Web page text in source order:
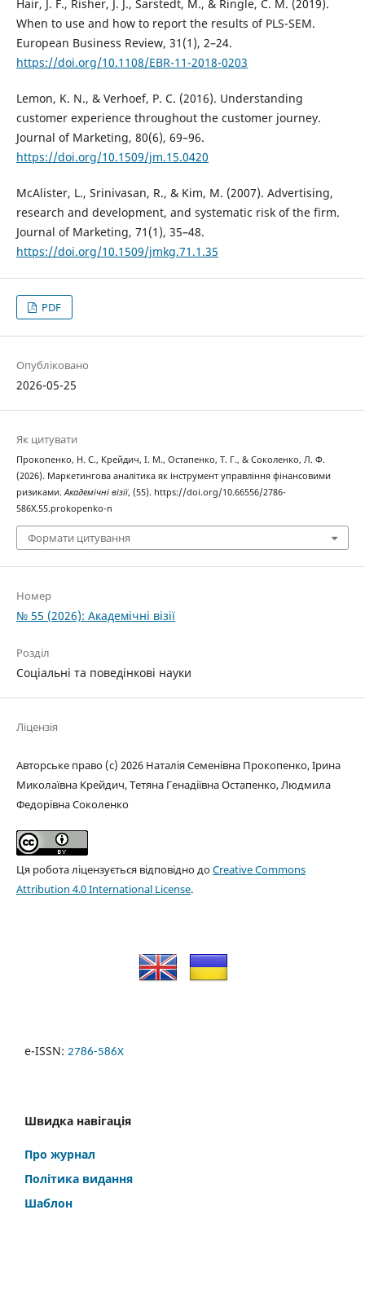
Hair, J. F., Risher, J. J., Sarstedt, M., & Ringle, C. M. (2019).
When to use and how to report the results of PLS-SEM.
European Business Review, 31(1), 2–24.
https://doi.org/10.1108/EBR-11-2018-0203
Lemon, K. N., & Verhoef, P. C. (2016). Understanding
customer experience throughout the customer journey.
Journal of Marketing, 80(6), 69–96.
https://doi.org/10.1509/jm.15.0420
McAlister, L., Srinivasan, R., & Kim, M. (2007). Advertising,
research and development, and systematic risk of the firm.
Journal of Marketing, 71(1), 35–48.
https://doi.org/10.1509/jmkg.71.1.35
PDF
Опубліковано
2026-05-25
Як цитувати
Прокопенко, Н. С., Крейдич, І. М., Остапенко, Т. Г., & Соколенко, Л. Ф.
(2026). Маркетингова аналітика як інструмент управління фінансовими
ризиками.Академічні візії, (55). https://doi.org/10.66556/2786-
586X.55.prokopenko-n
Формати цитування
Номер
№ 55 (2026): Академічні візії
Розділ
Соціальні та поведінкові науки
Ліцензія
Авторське право (c) 2026 Наталія Семенівна Прокопенко, Ірина
Миколаївна Крейдич, Тетяна Генадіївна Остапенко, Людмила
Федорівна Соколенко
Ця робота ліцензується відповідно доCreative Commons
Attribution 4.0 International License.
e-ISSN: 2786-586X
Швидка навігація
Про журнал
Політика видання
Шаблон